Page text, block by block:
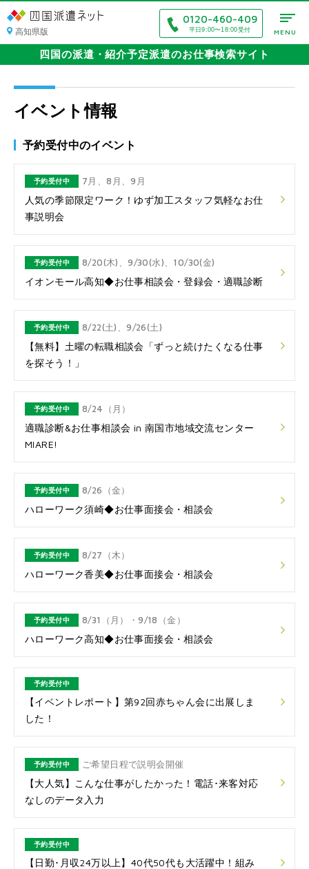
四国の派遣・紹介予定派遣のお仕事検索サイト
高知県版
0120-460-409
平日9:00〜18:00受付 MENU
イベント情報
予約受付中のイベント
予約受付中 7月、8月、9月
人気の季節限定ワーク！ゆず加工スタッフ気軽なお仕
事説明会
予約受付中 8/20(木)、9/30(水)、10/30(金)
イオンモール高知◆お仕事相談会・登録会・適職診断
予約受付中 8/22(土)、9/26(土)
【無料】土曜の転職相談会「ずっと続けたくなる仕事
を探そう！」
予約受付中 8/24（月）
適職診断&お仕事相談会 in 南国市地域交流センター
MIARE!
予約受付中 8/26（金）
ハローワーク須崎◆お仕事面接会・相談会
予約受付中 8/27（木）
ハローワーク香美◆お仕事面接会・相談会
予約受付中 8/31（月）・9/18（金）
ハローワーク高知◆お仕事面接会・相談会
予約受付中
【イベントレポート】第92回赤ちゃん会に出展しま
した！
予約受付中 ご希望日程で説明会開催
【大人気】こんな仕事がしたかった！電話･来客対応
なしのデータ入力
予約受付中
【日勤･月収24万以上】40代50代も大活躍中！組み